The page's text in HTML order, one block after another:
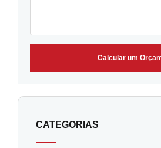
Calcular um
CATEGORIAS